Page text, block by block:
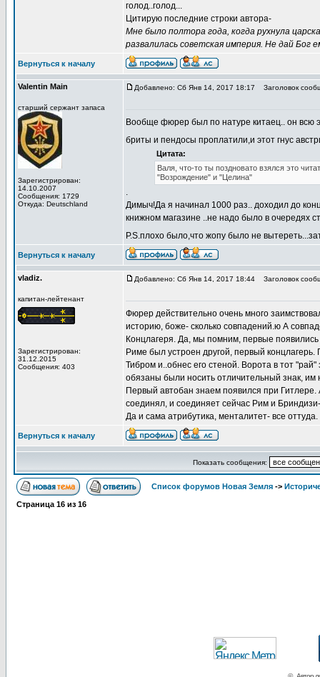
голод..голод...
Цитирую последние строки автора-
Мне было полтора года, когда рухнула
развалилась советская империя. Не дай
Вернуться к началу
Valentin Main
старший сержант запаса
Зарегистрирован:
14.10.2007
Сообщения: 1729
Откуда: Deutschland
Добавлено: Сб Янв 14, 2017 18:17 Заголовок
Вообще фюрер был по натуре китаец.. он всю
бриты и пендосы проплатили,и этот гнус
Цитата:
Валя, что-то ты поздновато взялся это
"Возрождение" и "Целина"
.
Димыч!Да я начинал 1000 раз.. доходил до
книжном магазине ..не надо было в очередях
P.S.плохо было,что жопу было не
Вернуться к началу
vladiz.
капитан-лейтенант
Зарегистрирован:
31.12.2015
Сообщения: 403
Добавлено: Сб Янв 14, 2017 18:44 Заголовок
Фюрер действительно очень много
историю, боже- сколько совпадений.ю А
Концлагеря. Да, мы помним, первые появились
Риме был устроен другой, первый
Тибром и..обнес его стеной. Ворота в тот
обязаны были носить отличительный знак,
Первый автобан знаем появился при
соединял, и соединяет сейчас Рим и
Да и сама атрибутика, менталитет- все оттуда.
Вернуться к началу
Показать сообщения:
Список форумов Новая Земля ->
Страница 16 из 16